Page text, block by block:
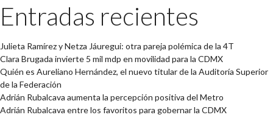
Entradas recientes
Julieta Ramírez y Netza Jáuregui: otra pareja polémica de la 4T
Clara Brugada invierte 5 mil mdp en movilidad para la CDMX
Quién es Aureliano Hernández, el nuevo titular de la Auditoría Superior
de la Federación
Adrián Rubalcava aumenta la percepción positiva del Metro
Adrián Rubalcava entre los favoritos para gobernar la CDMX